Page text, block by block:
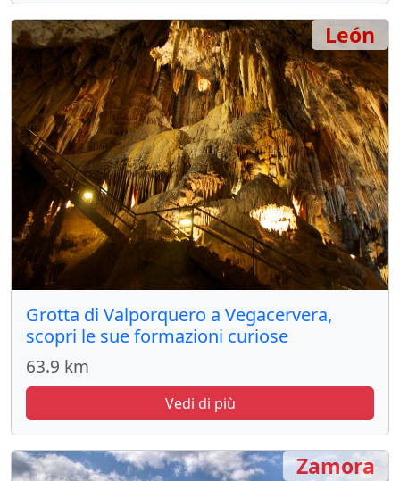
Grotta di Valporquero a Vegacervera,
scopri le sue formazioni curiose
63.9 km
Vedi di più
León
Zamora